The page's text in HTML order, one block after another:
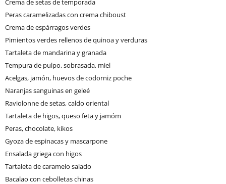
Crema de setas de temporada
Peras caramelizadas con crema chiboust
Crema de espárragos verdes
Pimientos verdes rellenos de quinoa y verduras
Tartaleta de mandarina y granada
Tempura de pulpo, sobrasada, miel
Acelgas, jamón, huevos de codorniz poche
Naranjas sanguinas en geleé
Raviolonne de setas, caldo oriental
Tartaleta de higos, queso feta y jamóm
Peras, chocolate, kikos
Gyoza de espinacas y mascarpone
Ensalada griega con higos
Tartaleta de caramelo salado
Bacalao con cebolletas chinas